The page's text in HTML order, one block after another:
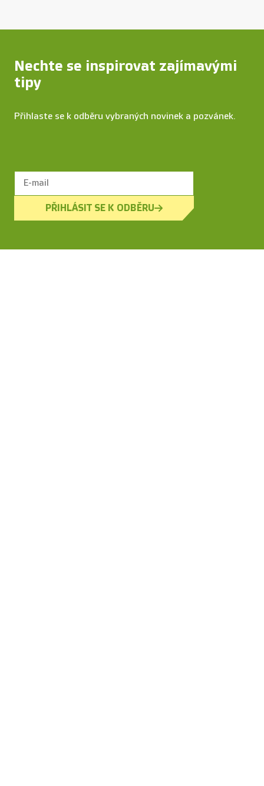
Nechte se inspirovat zajímavými
tipy
Přihlaste se k odběru vybraných novinek a pozvánek.
PŘIHLÁSIT SE K ODBĚRU